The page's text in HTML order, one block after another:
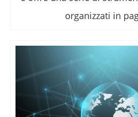
organizzati in